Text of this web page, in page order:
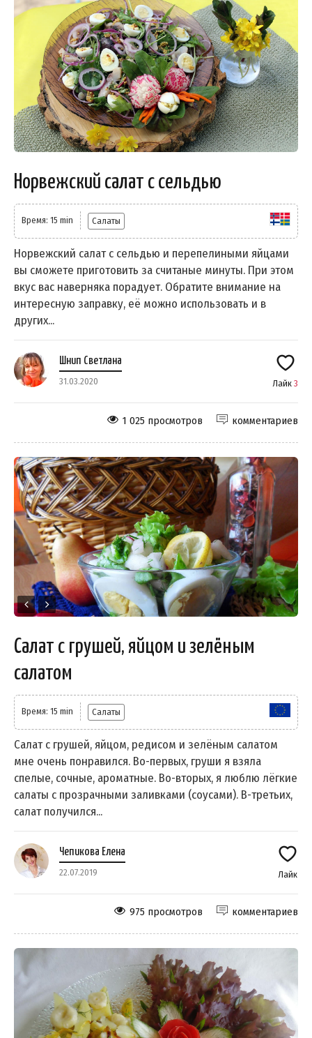
Норвежский салат с сельдью
Время: 15 min Салаты
Норвежский салат с сельдью и перепелиными яйцами
вы сможете приготовить за считаные минуты. При этом
вкус вас наверняка порадует. Обратите внимание на
интересную заправку, её можно использовать и в
других...
Шнип Светлана
31.03.2020 Лайк 3
комментариев
1 025 просмотров
Салат с грушей, яйцом и зелёным
салатом
Время: 15 min Салаты
Салат с грушей, яйцом, редисом и зелёным салатом
мне очень понравился. Во-первых, груши я взяла
спелые, сочные, ароматные. Во-вторых, я люблю лёгкие
салаты с прозрачными заливками (соусами). В-третьих,
салат получился...
Чепикова Елена
22.07.2019 Лайк
комментариев
975 просмотров